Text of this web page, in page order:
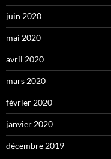
juin 2020
mai 2020
avril 2020
mars 2020
février 2020
janvier 2020
décembre 2019